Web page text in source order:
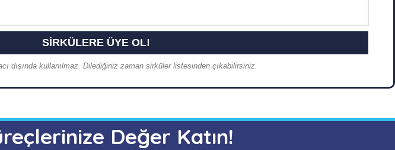
dışında kullanılmaz. Dilediğiniz zaman sirküler listesinden çıkabilirsiniz.
Değer Katın!